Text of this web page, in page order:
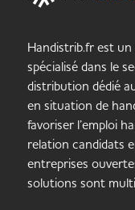
Handistrib.fr est
spécialisé dans le
distribution dédié
en situation de
favoriser l’emploi
relation candidats
entreprises
solutions sont